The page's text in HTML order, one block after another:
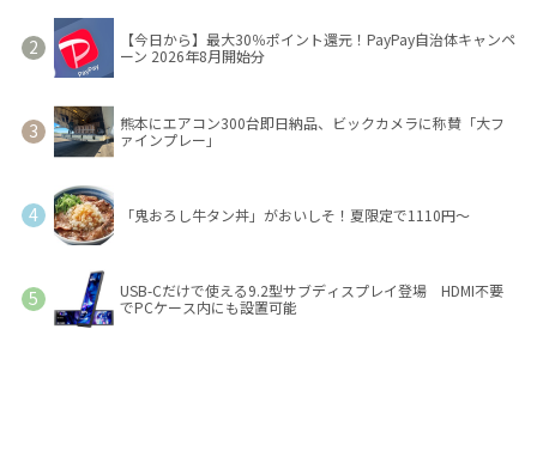
【今日から】最大30％ポイント還元！PayPay自治体キャンペ
ーン 2026年8月開始分
熊本にエアコン300台即日納品、ビックカメラに称賛「大フ
ァインプレー」
「鬼おろし牛タン丼」がおいしそ！夏限定で1110円～
USB-Cだけで使える9.2型サブディスプレイ登場 HDMI不要
でPCケース内にも設置可能